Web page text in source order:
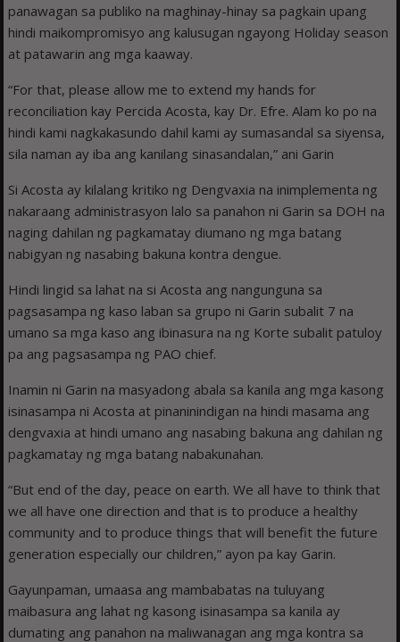
panawagan sa publiko na maghinay-hinay sa pagkain upang
hindi maikompromisyo ang kalusugan ngayong Holiday season
at patawarin ang mga kaaway.
“For that, please allow me to extend my hands for
reconciliation kay Percida Acosta, kay Dr. Efre. Alam ko po na
hindi kami nagkakasundo dahil kami ay sumasandal sa siyensa,
sila naman ay iba ang kanilang sinasandalan,” ani Garin
Si Acosta ay kilalang kritiko ng Dengvaxia na inimplementa ng
nakaraang administrasyon lalo sa panahon ni Garin sa DOH na
naging dahilan ng pagkamatay diumano ng mga batang
nabigyan ng nasabing bakuna kontra dengue.
Hindi lingid sa lahat na si Acosta ang nangunguna sa
pagsasampa ng kaso laban sa grupo ni Garin subalit 7 na
umano sa mga kaso ang ibinasura na ng Korte subalit patuloy
pa ang pagsasampa ng PAO chief.
Inamin ni Garin na masyadong abala sa kanila ang mga kasong
isinasampa ni Acosta at pinaninindigan na hindi masama ang
dengvaxia at hindi umano ang nasabing bakuna ang dahilan ng
pagkamatay ng mga batang nabakunahan.
“But end of the day, peace on earth. We all have to think that
we all have one direction and that is to produce a healthy
community and to produce things that will benefit the future
generation especially our children,” ayon pa kay Garin.
Gayunpaman, umaasa ang mambabatas na tuluyang
maibasura ang lahat ng kasong isinasampa sa kanila ay
dumating ang panahon na maliwanagan ang mga kontra sa